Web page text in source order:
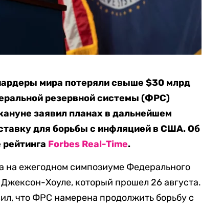
мира потеряли свыше $30 млрд
резервной системы (ФРС)
заявил планах в дальнейшем
для борьбы с инфляцией в США. Об
Forbes Real-Time.
на ежегодном симпозиуме Федерального
Хоуле, который прошел 26 августа.
что ФРС намерена продолжить борьбу с